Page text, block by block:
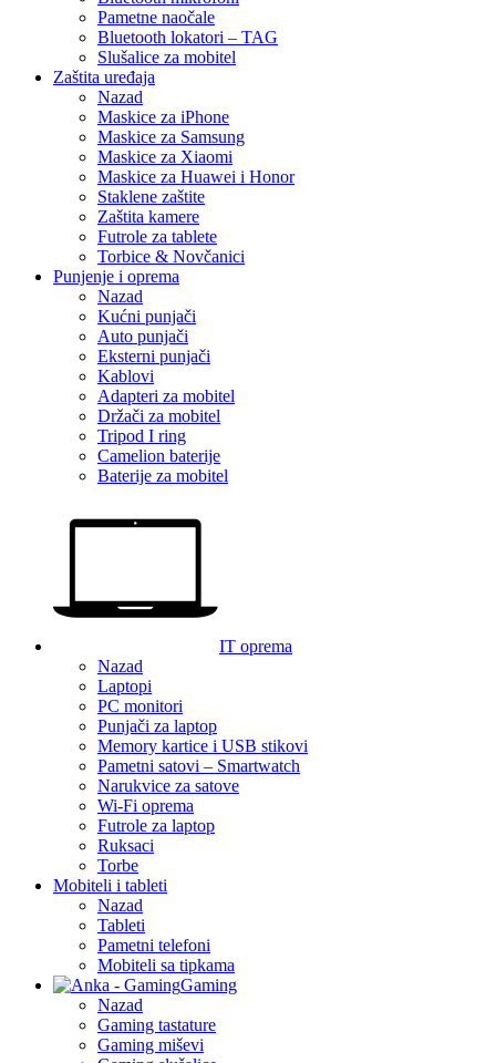
Pametne naočale
Bluetooth lokatori – TAG
Slušalice za mobitel
Zaštita uređaja
Nazad
Maskice za iPhone
Maskice za Samsung
Maskice za Xiaomi
Maskice za Huawei i Honor
Staklene zaštite
Zaštita kamere
Futrole za tablete
Torbice & Novčanici
Punjenje i oprema
Nazad
Kućni punjači
Auto punjači
Eksterni punjači
Kablovi
Adapteri za mobitel
Držači za mobitel
Tripod I ring
Camelion baterije
Baterije za mobitel
IT oprema
Nazad
Laptopi
PC monitori
Punjači za laptop
Memory kartice i USB stikovi
Pametni satovi – Smartwatch
Narukvice za satove
Wi-Fi oprema
Futrole za laptop
Ruksaci
Torbe
Mobiteli i tableti
Nazad
Tableti
Pametni telefoni
Mobiteli sa tipkama
Gaming
Nazad
Gaming tastature
Gaming miševi